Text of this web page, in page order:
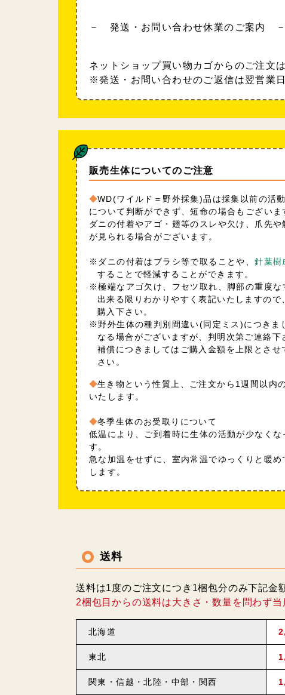
－ 発送・お問い合わせ休業のご案内 －
ネットショップ買い物カゴからのご注文
※発送・お問い合わせのご返信は翌営業
販売生体についてのご注意
WD(ワイルド＝野外採集)品は採集以前の活
について判断ができず、短命の場合もございま
ダニの付着やアゴ・翅等のスレや欠け、爪先
が見られる場合がございます。
※ダニの付着はブラシ等で取ることや、針葉樹
することで軽減することができます。
※極端なアゴ欠け、フセツ取れ、脚部の重度な
出来る限りわかりやすく表記いたしますので
購入下さい。
※野外生体の種判別間違い(同定ミス)につきま
なる場合がございますが、判明次第ご連絡下
補償につきましてはご購入金額を上限とさせ
さい。
生き物という性質上、ご注文から1週間以内
いたします。
冬季生体のお受取りについて
低温により、ご到着時に生体の活動が少なくな
す。
急な加温をせずに、室内常温でゆっくりと暖め
します。
送料
送料は1度のご注文につき1梱包分のみ下記金
2梱包目からの送料は大きさ・数量を問わず当
北海道
東北
関東・信越・北陸・中部・関西